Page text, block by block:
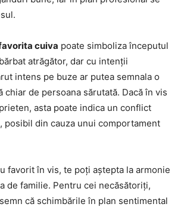
cuiva poate simboliza începutul
atrăgător, dar cu intenții
intens pe buze ar putea semnala o
de persoana sărutată. Dacă în vis
asta poate indica un conflict
posibil din cauza unui comportament
favorit în vis, te poți aștepta la armonie
de familie. Pentru cei necăsătoriți,
că schimbările în plan sentimental